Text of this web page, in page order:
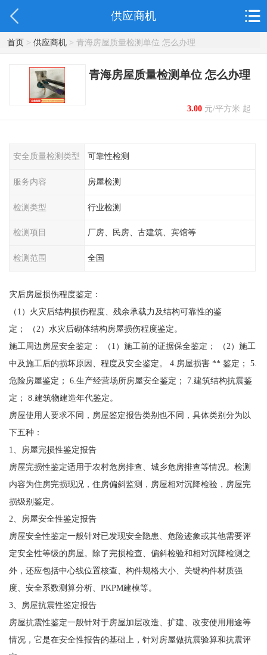
供应商机
首页> 供应商机> 青海房屋质量检测单位 怎么办理
青海房屋质量检测单位 怎么办理
3.00元/平方米 起
安全质量检测类型 可靠性检测
服务内容 房屋检测
检测类型 行业检测
检测项目 厂房、民房、古建筑、宾馆等
检测范围 全国
灾后房屋损伤程度鉴定：
（1）火灾后结构损伤程度、残余承载力及结构可靠性的鉴
定； （2）水灾后砌体结构房屋损伤程度鉴定。
施工周边房屋安全鉴定： （1）施工前的证据保全鉴定； （2）施工
中及施工后的损坏原因、程度及安全鉴定。 4.房屋损害 ** 鉴定； 5.
危险房屋鉴定； 6.生产经营场所房屋安全鉴定； 7.建筑结构抗震鉴
定； 8.建筑物建造年代鉴定。
房屋使用人要求不同，房屋鉴定报告类别也不同，具体类别分为以
下五种：
1、房屋完损性鉴定报告
房屋完损性鉴定适用于农村危房排查、城乡危房排查等情况。检测
内容为住房完损现况，住房偏斜监测，房屋相对沉降检验，房屋完
损级别鉴定。
2、房屋安全性鉴定报告
房屋安全性鉴定一般针对已发现安全隐患、危险迹象或其他需要评
定安全性等级的房屋。除了完损检查、偏斜检验和相对沉降检测之
外，还应包括中心线位置核查、构件规格大小、关键构件材质强
度、安全系数测算分析、PKPM建模等。
3、房屋抗震性鉴定报告
房屋抗震性鉴定一般针对于房屋加层改造、扩建、改变使用用途等
情况，它是在安全性报告的基础上，针对房屋做抗震验算和抗震评